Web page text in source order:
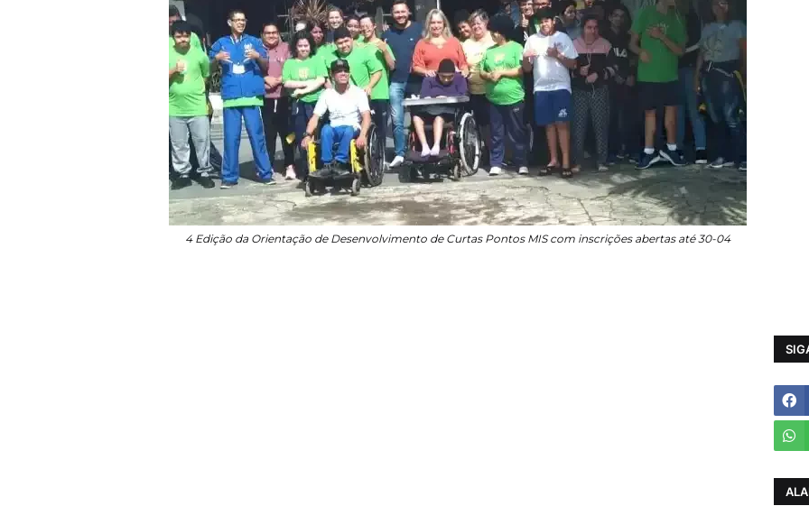
4 Edição da Orientação de Desenvolvimento de Curtas Pontos MIS com inscrições abertas até 30-04